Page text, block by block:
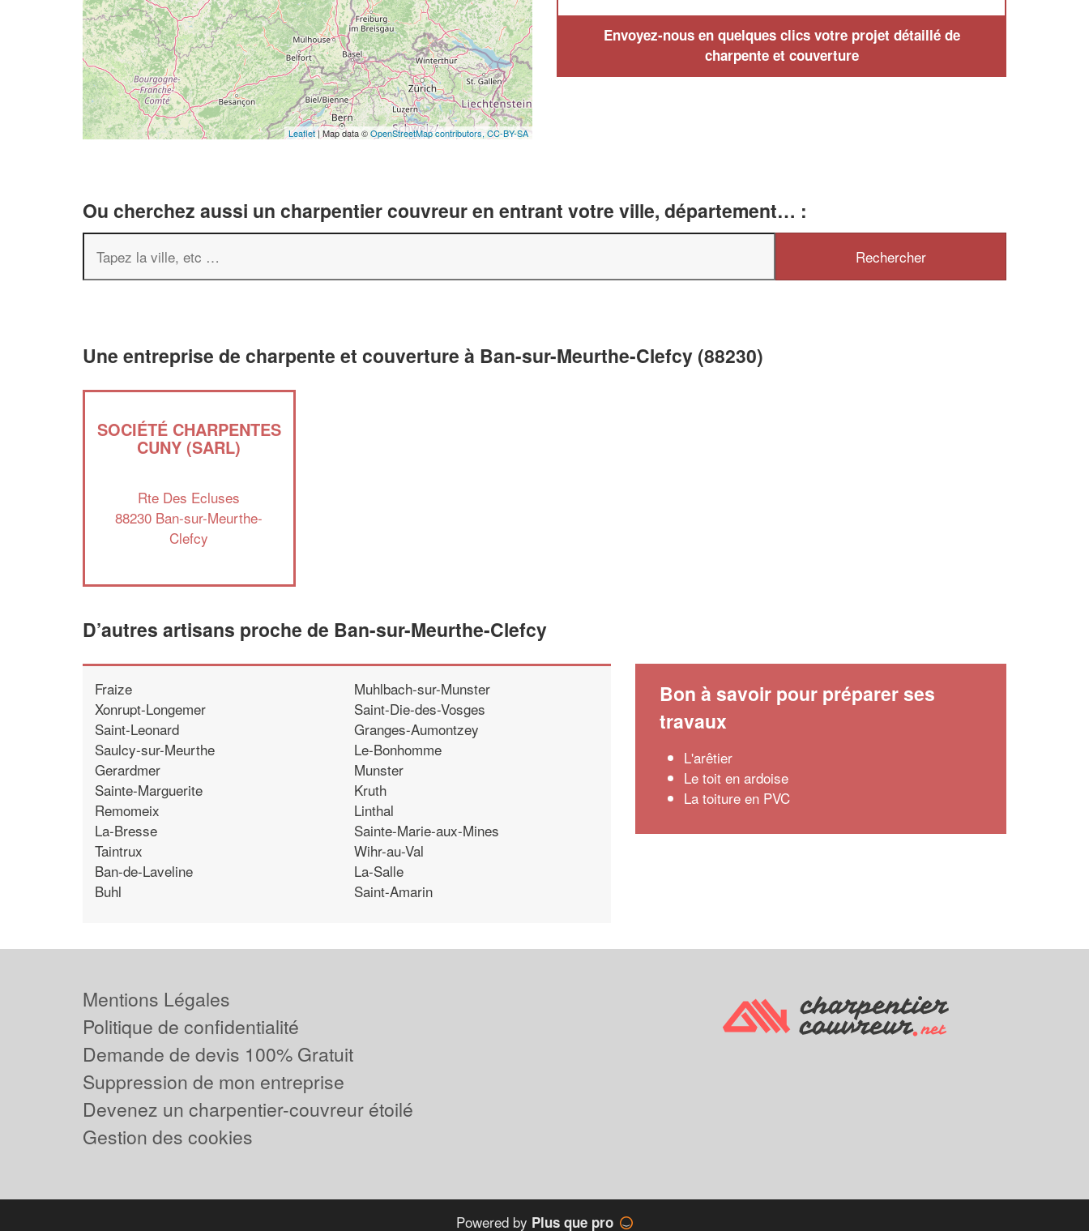
Leaflet| Map data ©OpenStreetMap contributors, CC-BY-SA
Envoyez-nous en quelques clics votre projet détaillé de
charpente et couverture
Ou cherchez aussi un charpentier couvreur en entrant votre ville, département… :
Une entreprise de charpente et couverture à Ban-sur-Meurthe-Clefcy (88230)
SOCIÉTÉ CHARPENTES
CUNY (SARL)
Rte Des Ecluses
88230 Ban-sur-Meurthe-
Clefcy
D’autres artisans proche de Ban-sur-Meurthe-Clefcy
Fraize
Xonrupt-Longemer
Saint-Leonard
Saulcy-sur-Meurthe
Gerardmer
Sainte-Marguerite
Remomeix
La-Bresse
Taintrux
Ban-de-Laveline
Buhl
Muhlbach-sur-Munster
Saint-Die-des-Vosges
Granges-Aumontzey
Le-Bonhomme
Munster
Kruth
Linthal
Sainte-Marie-aux-Mines
Wihr-au-Val
La-Salle
Saint-Amarin
Bon à savoir pour préparer ses
travaux
L'arêtier
Le toit en ardoise
La toiture en PVC
✕
Vous êtes un
professionnel ?
Mentions Légales
Politique de confidentialité
Demande de devis 100% Gratuit
Suppression de mon entreprise
Devenez un charpentier-couvreur étoilé
Gestion des cookies
Powered by Plus que pro